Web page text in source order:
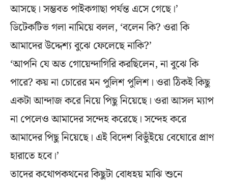
আসছে। সম্ভবত পাইকগাছা পর্যন্ত এসে গেছে।’
ডিটেকটিভ গলা নামিয়ে বলল, ‘বলেন কি? ওরা কি
আমাদের উদ্দেশ্য বুঝে ফেলেছে নাকি?’
‘আপনি যে অত গোয়েন্দাগিরি করছিলেন, না বুঝে কি
পারে? কয় না চোরের মন পুলিশ পুলিশ। ওরা ঠিকই কিছু
একটা আন্দাজ করে নিয়ে পিছু নিয়েছে। ওরা আসল ম্যাপ
না পেলেও আমাদের সন্দেহ করেছে। সন্দেহ করে
আমাদের পিছু নিয়েছে। এই বিদেশ বিভুঁইয়ে বেঘোরে প্রাণ
হারাতে হবে।’
তাদের কথোপকথনের কিছুটা বোধহয় মাঝি শুনে